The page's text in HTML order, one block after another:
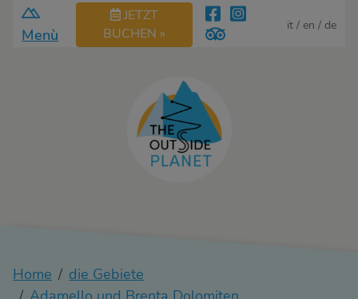
Menù
JETZT
BUCHEN »
it en de
Home
die Gebiete